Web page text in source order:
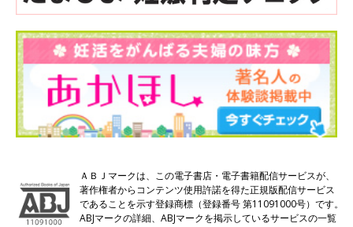
ＡＢＪマークは、この電子書店・電子書籍配信サービスが、
著作権者からコンテンツ使用許諾を得た正規版配信サービス
であることを示す登録商標（登録番号 第11091000号）です。
ABJマークの詳細、ABJマークを掲示しているサービスの一覧